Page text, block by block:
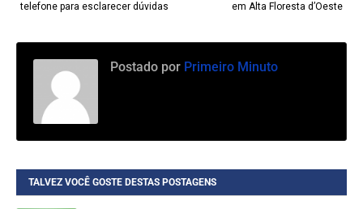
em Alta Floresta d’Oeste
telefone para esclarecer dúvidas
Postado por Primeiro Minuto
TALVEZ VOCÊ GOSTE DESTAS POSTAGENS